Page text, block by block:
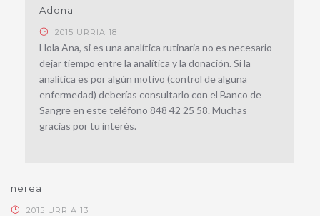
Adona
2015 URRIA 18
Hola Ana, si es una analítica rutinaria no es necesario
dejar tiempo entre la analítica y la donación. Si la
analítica es por algún motivo (control de alguna
enfermedad) deberías consultarlo con el Banco de
Sangre en este teléfono 848 42 25 58. Muchas
gracias por tu interés.
nerea
2015 URRIA 13